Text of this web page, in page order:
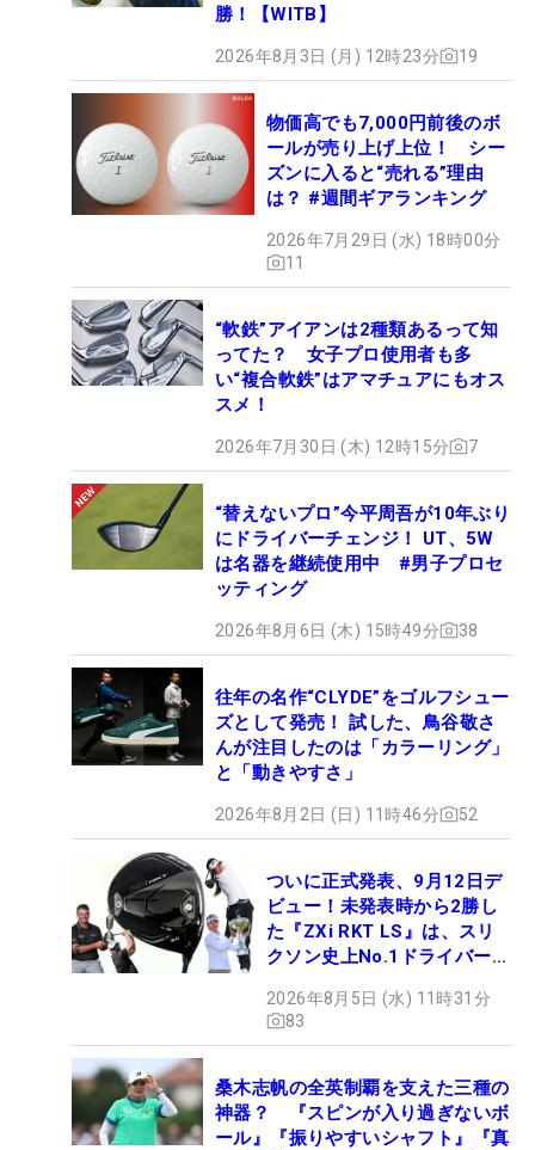
勝！【WITB】
2026年8月3日 (月) 12時23分 19
物価高でも7,000円前後のボ
ールが売り上げ上位！ シー
ズンに入ると“売れる”理由
は？ #週間ギアランキング
2026年7月29日 (水) 18時00分
11
“軟鉄”アイアンは2種類あるって知
ってた？ 女子プロ使用者も多
い“複合軟鉄”はアマチュアにもオス
スメ！
2026年7月30日 (木) 12時15分 7
“替えないプロ”今平周吾が10年ぶり
にドライバーチェンジ！ UT、5W
は名器を継続使用中 #男子プロセ
ッティング
2026年8月6日 (木) 15時49分 38
往年の名作“CLYDE”をゴルフシュー
ズとして発売！ 試した、鳥谷敬さ
んが注目したのは「カラーリング」
と「動きやすさ」
2026年8月2日 (日) 11時46分 52
ついに正式発表、9月12日デ
ビュー！未発表時から2勝し
た『ZXi RKT LS』は、スリ
クソン史上No.1ドライバー!?
2026年8月5日 (水) 11時31分
83
桑木志帆の全英制覇を支えた三種の
神器？ 『スピンが入り過ぎないボ
ール』『振りやすいシャフト』『真